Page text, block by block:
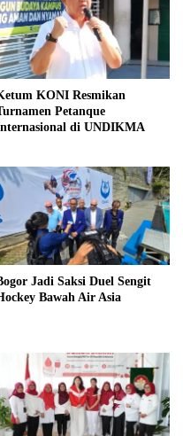
KONI Resmikan
Petanque
di UNDIKMA
Jadi Saksi Duel Sengit
Bawah Air Asia